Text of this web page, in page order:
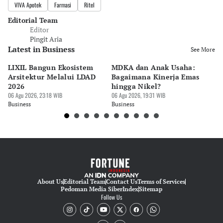
VIVA Apotek Farmasi Ritel
Editorial Team
Editor
Pingit Aria
Latest in Business See More
LIXIL Bangun Ekosistem
Arsitektur Melalui LDAD
2026
06 Agu 2026, 23:18 WIB
Business
MDKA dan Anak Usaha:
Bagaimana Kinerja Emas
hingga Nikel?
06 Agu 2026, 19:31 WIB
Business
About UsEditorial TeamContact UsTerms of Services
Pedoman Media SiberIndexSitemap
Follow Us